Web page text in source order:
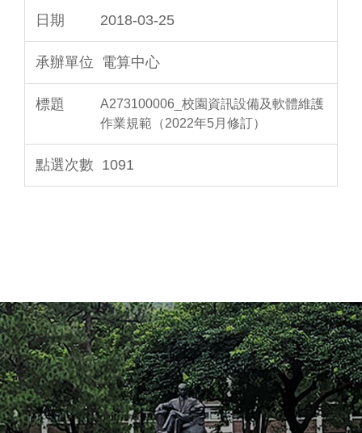
2018-03-25
電算中心
A273100006_校園資訊設備及軟體維護
作業規範（2022年5月修訂）
1091